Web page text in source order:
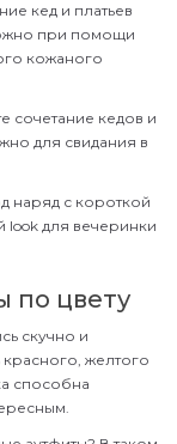
кед и платьев
при помощи
кожаного
сочетание кедов и
для свидания в
наряд с короткой
look для вечеринки
по цвету
скучно и
желтого
способна